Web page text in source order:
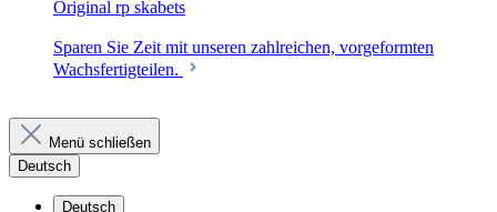
Original rp skabets
Sparen Sie Zeit mit unseren zahlreichen, vorgeformten
Wachsfertigteilen.
Menü schließen
Deutsch
Deutsch